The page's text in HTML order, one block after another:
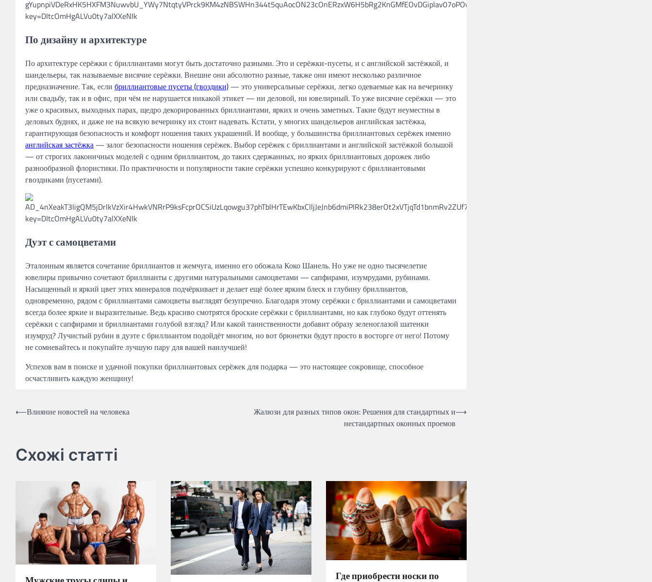
По дизайну и архитектуре
По архитектуре серёжки с бриллиантами могут быть достаточно разными. Это и серёжки-пусеты, и с английской застёжкой, и
шандельеры, так называемые висячие серёжки. Внешне они абсолютно разные, также они имеют несколько различное
предназначение. Так, если бриллиантовые пусеты (гвоздики) — это универсальные серёжки, легко одеваемые как на вечеринку
или свадьбу, так и в офис, при чём не нарушается никакой этикет — ни деловой, ни ювелирный. То уже висячие серёжки — это
уже о красивых, выходных парах, щедро декорированных бриллиантами, ярких и очень заметных. Такие будут неуместны в
деловых буднях, и даже не на всякую вечеринку их стоит надевать. Кстати, у многих шандельеров английская застёжка,
гарантирующая безопасность и комфорт ношения таких украшений. И вообще, у большинства бриллиантовых серёжек именно
английская застёжка — залог безопасности ношения серёжек. Выбор серёжек с бриллиантами и английской застёжкой большой
— от строгих лаконичных моделей с одним бриллиантом, до таких сдержанных, но ярких бриллиантовых дорожек либо
разнообразной флористики. По практичности и популярности такие серёжки успешно конкурируют с бриллиантовыми
гвоздиками (пусетами).
Дуэт с самоцветами
Эталонным является сочетание бриллиантов и жемчуга, именно его обожала Коко Шанель. Но уже не одно тысячелетие
ювелиры привычно сочетают бриллианты с другими натуральными самоцветами — сапфирами, изумрудами, рубинами.
Насыщенный и яркий цвет этих минералов подчёркивает и делает ещё более ярким блеск и глубину бриллиантов,
одновременно, рядом с бриллиантами самоцветы выглядят безупречно. Благодаря этому серёжки с бриллиантами и самоцветами
всегда более яркие и выразительные. Ведь красиво смотрятся броские серёжки с бриллиантами, но как глубоко будут оттенять
серёжки с сапфирами и бриллиантами голубой взгляд? Или какой таинственности добавит образу зеленоглазой шатенки
изумруд? Лучистый рубин в дуэте с бриллиантом подойдёт многим, но вот брюнетки будут просто в восторге от него! Потому
не сомневайтесь и покупайте лучшую пару для вашей наилучшей!
Успехов вам в поиске и удачной покупки бриллиантовых серёжек для подарка — это настоящее сокровище, способное
осчастливить каждую женщину!
Навигация
⟵Влияние новостей на человека
Жалюзи для разных типов окон: Решения для стандартных и
нестандартных оконных проемов
⟶
Схожі статті
Где приобрести носки по